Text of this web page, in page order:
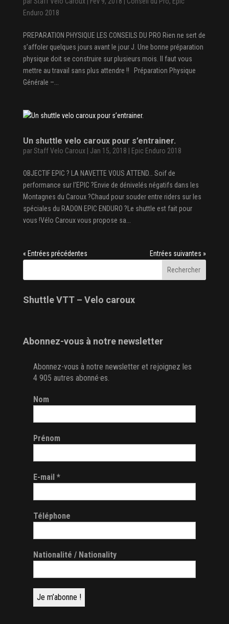
Enduro 2018
PREPARATION PHYSIQUE LES CONSEILS DU PRO Rien ne sert de
s’affoler quelques jours avant le jour J. Une bonne préparation
physique doit se construire sur plusieurs mois. Il faut vous
mettre au travail sans plus attendre !! Préparation Physique
Générale –...
Un shuttle velo caroux pour s’entrainer.
parStaff Velo Caroux| Jan 15, 2018 Epic Enduro 2018
OBJECTIF EPIC ? LA NAVETTE VOUS ATTEND… Soif de
performance sur l’EPIC ?Envie de dénivelés négatifs dans les
Montagnes du Caroux ?Chaud pour souder entre riders sur les
spéciales du RADON EPIC ENDURO ?Le shuttle est fait pour
vous !Vélo Caroux vous propose sa...
« Entrées précédentes Entrées suivantes »
Shuttle VTT – Velo caroux
Abonnez-vous à notre newsletter
Abonnez-vous à notre newsletter et rejoignez les
4 905 autres abonné·es.
Nom
Prénom
E-mail *
Téléphone
Nationalité / Nationality